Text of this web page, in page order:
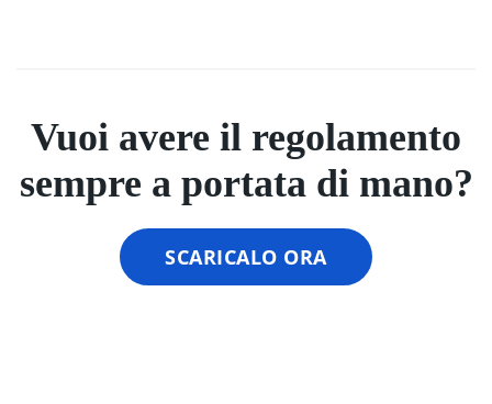
Vuoi avere il regolamento
sempre a portata di mano?
SCARICALO ORA